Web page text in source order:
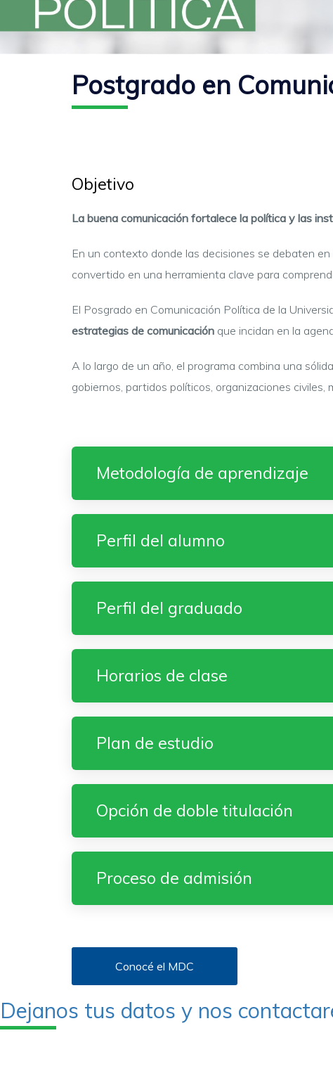
Postgrado en
Objetivo
La buena comunicación fortalece la política y las
En un contexto donde las decisiones se debaten
convertido en una herramienta clave para
El Posgrado en Comunicación Política de la
estrategias de comunicación que incidan en la
A lo largo de un año, el programa combina una
gobiernos, partidos políticos, organizaciones
Metodología de aprendizaje
Perfil del alumno
Perfil del graduado
Horarios de clase
Plan de estudio
Opción de doble titulación
Proceso de admisión
Conocé el MDC
Dejanos tus datos y nos